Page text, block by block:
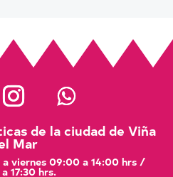
de la ciudad de Viña
Mar
a viernes 09:00 a 14:00 hrs /
17:30 hrs.